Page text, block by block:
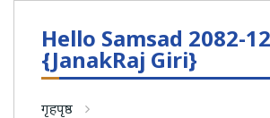
Hello Samsad 2082-
{JanakRaj Giri}
गृहपृष्ठ